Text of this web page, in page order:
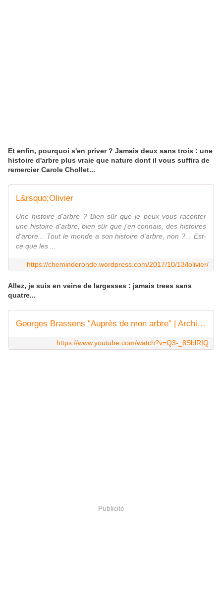
Et enfin, pourquoi s'en priver ? Jamais deux sans trois : une
histoire d'arbre plus vraie que nature dont il vous suffira de
remercier Carole Chollet...
L&rsquo;Olivier
Une histoire d'arbre ? Bien sûr que je peux vous raconter
une histoire d'arbre, bien sûr que j'en connais, des histoires
d'arbre... Tout le monde a son histoire d'arbre, non ?... Est-
ce que les ...
https://cheminderonde.wordpress.com/2017/10/13/lolivier/
Allez, je suis en veine de largesses : jamais trees sans
quatre...
Georges Brassens "Auprès de mon arbre" | Archive INA
https://www.youtube.com/watch?v=Q3-_8SblRIQ
Publicité